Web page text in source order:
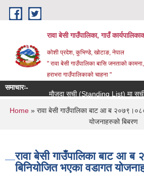
Skip to main content
रावा बेसी गाउँपालिका, गाउँ
कोशी प्रदेश, कुभिण्डे, खोटाङ, नेपाल
" रावा बेसी गाउँपालिका बासि जनताको
हराभरा गाउँपालिकाको चाहना "
समाचारः-
मौजुदा सूची (Standing List) मा सूचीकृत
You are here
Home» रावा बेसी गाउँपालिका बाट आ ब
योजनाहरुको बिबरण
रावा बेसी गाउँपालिका बाट आ
बिनियोजित भएका वडागत